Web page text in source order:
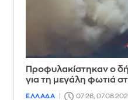
Προφυλακίστηκαν ο
για τη μεγάλη φωτιά
ΕΛΛΑΔΑ 07:26,